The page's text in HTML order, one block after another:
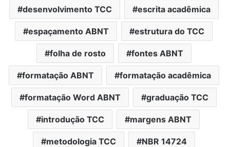
desenvolvimento TCC escrita acadêmica
espaçamento ABNT estrutura do TCC
folha de rosto fontes ABNT
formatação ABNT formatação acadêmica
formatação Word ABNT graduação TCC
introdução TCC margens ABNT
metodologia TCC NBR 14724